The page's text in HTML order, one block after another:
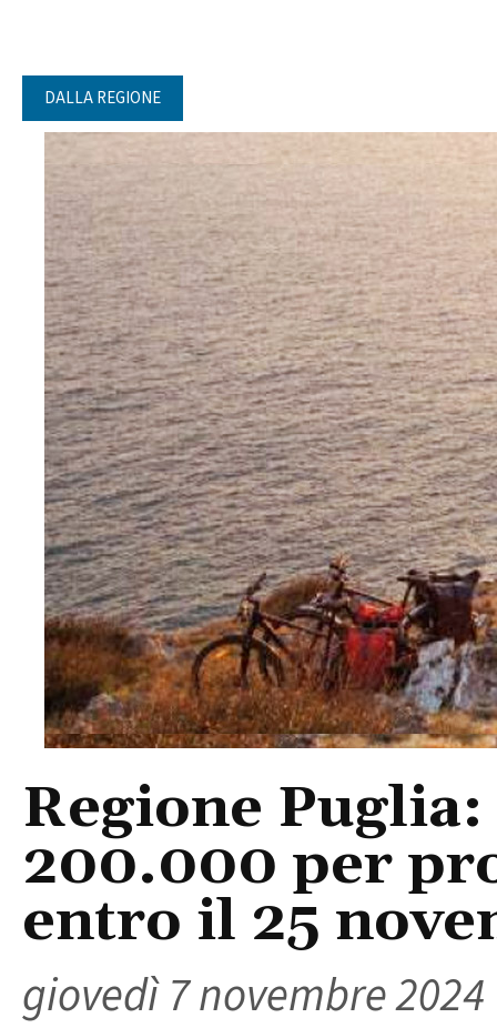
DALLA REGIONE
Regione
200.000 per
entro il 25
giovedì 7 novembre 2024